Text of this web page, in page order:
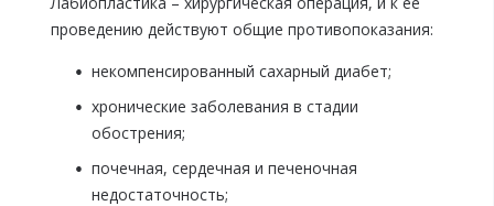
проведению действуют общие противопоказания:
некомпенсированный сахарный диабет;
хронические заболевания в стадии
обострения;
почечная, сердечная и печеночная
недостаточность;